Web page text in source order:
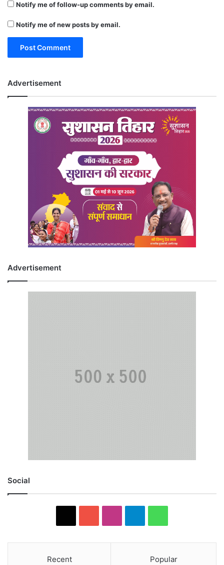
Notify me of follow-up comments by email.
Notify me of new posts by email.
Advertisement
Advertisement
Social
Recent Popular